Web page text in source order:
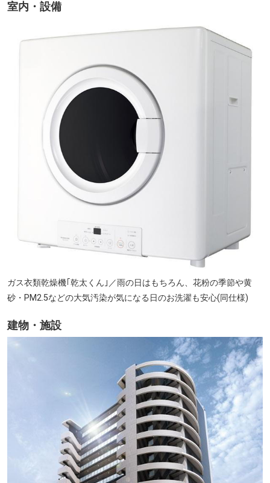
イズミヤ 枚方店(徒歩11分・約830m)
枚方市総合文化芸術センター本館(徒歩10分・約730m)
室内・設備
ガス衣類乾燥機｢乾太くん｣／雨の日はもちろん、花粉の季節や黄
砂・PM2.5などの大気汚染が気になる日のお洗濯も安心(同仕様)
建物・施設